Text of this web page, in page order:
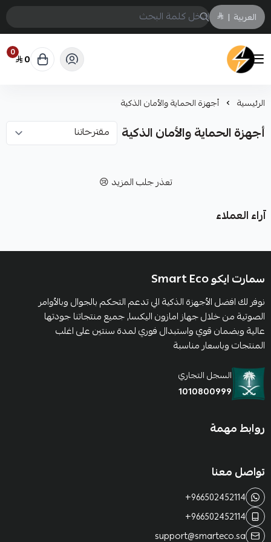
العربية |
سمارت ايكو Smart Eco
0 0
الرئيسية أجهزة الحماية والأمان الذكية
أجهزة الحماية والأمان الذكية
تعذر جلب المزيد 😢
آراء العملاء
سمارت ايكو Smart Eco
نوفر لك افضل الأجهزة الذكية الي تدعم التحكم بالجوال وبالأوامر
الصوتية من خلال جهاز امازون اليكسا, جميع منتجاتنا جودتها
عالية وبضمان قوي واستبدال فوري لمدة سنتين على اغلب
المنتجات وباسعار مناسبة
السجل التجاري
1010800999
روابط مهمة
تواصل معنا
+966502452114
+966502452114
support@smarteco.sa